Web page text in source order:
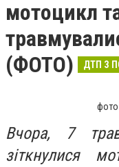
мотоцикл
(ФОТО)
ДТП З
фото
Вчора, 7
зіткнулися